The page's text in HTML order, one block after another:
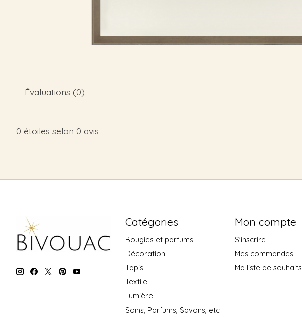
Évaluations (0)
0 étoiles selon 0 avis
Catégories
Bougies et parfums
Décoration
Tapis
Textile
Lumière
Soins, Parfums, Savons, etc
Mon compte
S'inscrire
Mes commandes
Ma liste de souhaits